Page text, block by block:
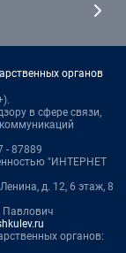
органов
в сфере связи,
- 87889
"ИНТЕРНЕТ
д. 12, 6 этаж, 8
Павлович
органов: